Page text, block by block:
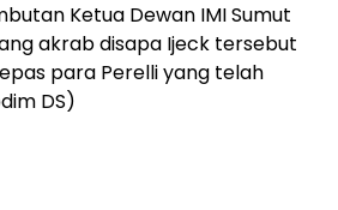
Ketua Dewan IMI Sumut
akrab disapa Ijeck tersebut
para Perelli yang telah
DS)